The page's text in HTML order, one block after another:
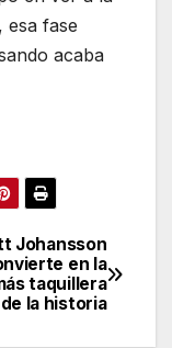
fase
acaba
Johansson
en la
taquillera
de la historia